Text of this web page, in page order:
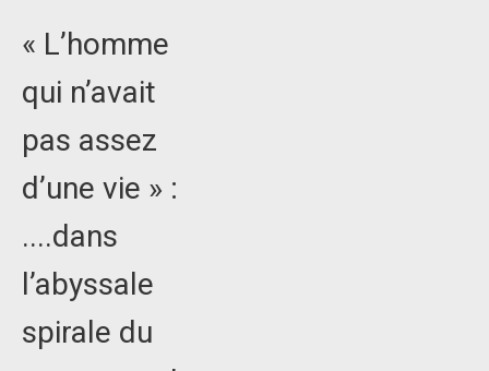
« L’homme
qui n’avait
pas assez
d’une vie » :
....dans
l’abyssale
spirale du